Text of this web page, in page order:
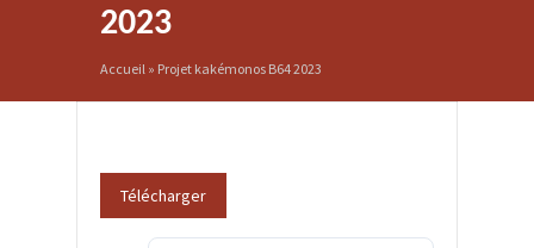
2023
Accueil » Projet kakémonos B64 2023
Télécharger